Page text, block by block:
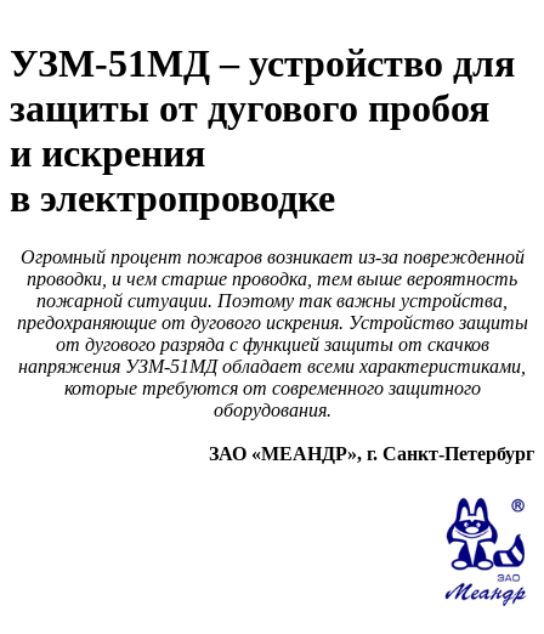
УЗМ-51МД – устройство для
защиты от дугового пробоя
и искрения
в электропроводке
Огромный процент пожаров возникает из-за поврежденной
проводки, и чем старше проводка, тем выше вероятность
пожарной ситуации. Поэтому так важны устройства,
предохраняющие от дугового искрения. Устройство защиты
от дугового разряда с функцией защиты от скачков
напряжения УЗМ-51МД обладает всеми характеристиками,
которые требуются от современного защитного
оборудования.
ЗАО «МЕАНДР», г. Санкт-Петербург